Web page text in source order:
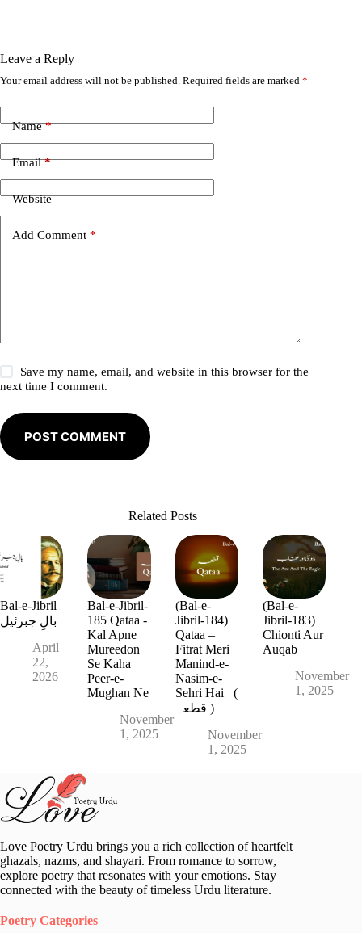
Leave a Reply
Your email address will not be published. Required fields are marked *
Name*
Email*
Website
Add Comment *
Save my name, email, and website in this browser for the
next time I comment.
POST COMMENT
A
t
e
t
i
Related Posts
Bal-e-Jibril
بالِ جبرئیل
April
22,
2026
Bal-e-Jibril-
185 Qataa -
Kal Apne
Mureedon
Se Kaha
Peer-e-
Mughan Ne
November
1, 2025
(Bal-e-
Jibril-184)
Qataa –
Fitrat Meri
Manind-e-
Nasim-e-
Sehri Hai (
قطعہ )
November
1, 2025
(Bal-e-
Jibril-183)
Chionti Aur
Auqab
November
1, 2025
Love Poetry Urdu brings you a rich collection of heartfelt
ghazals, nazms, and shayari. From romance to sorrow,
explore poetry that resonates with your emotions. Stay
connected with the beauty of timeless Urdu literature.
Poetry Categories